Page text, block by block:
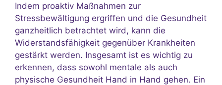
Indem proaktiv Maßnahmen zur
Stressbewältigung ergriffen und die Gesundheit
ganzheitlich betrachtet wird, kann die
Widerstandsfähigkeit gegenüber Krankheiten
gestärkt werden. Insgesamt ist es wichtig zu
erkennen, dass sowohl mentale als auch
physische Gesundheit Hand in Hand gehen. Ein